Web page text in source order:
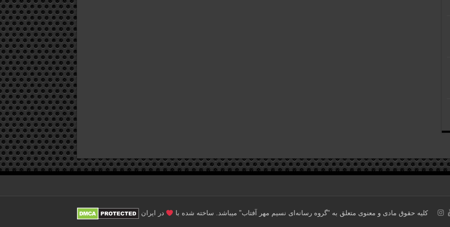
کلیه حقوق مادی و معنوی متعلق به "گروه رسانه‌ای نسیم مهر آفتاب" می‎باشد. ساخته شده با در ایران